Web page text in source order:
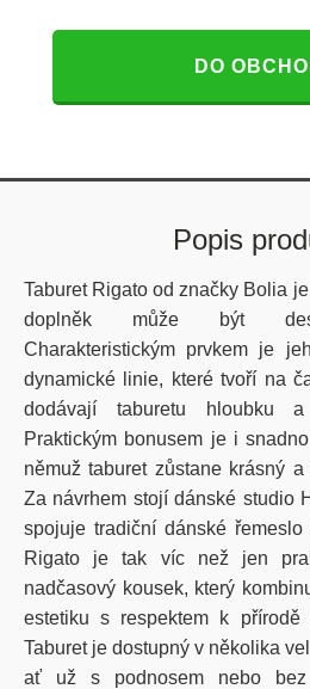
DO
Popis
Taburet Rigato od značky Bolia
doplněk může být
Charakteristickým prvkem je
dynamické linie, které tvoří na
dodávají taburetu hloubku a
Praktickým bonusem je i
němuž taburet zůstane krásný
Za návrhem stojí dánské studio
spojuje tradiční dánské řemeslo
Rigato je tak víc než jen
nadčasový kousek, který
estetiku s respektem k
Taburet je dostupný v několika
ať už s podnosem nebo